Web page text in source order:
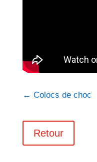
← Colocs de choc
Retour